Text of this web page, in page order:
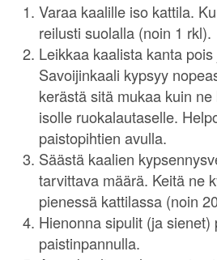
Varaa kaalille iso kattila.
reilusti suolalla (noin 1 rkl).
Leikkaa kaalista kanta
Savoijinkaali kypsyy
kerästä sitä mukaa kuin
isolle ruokalautaselle.
paistopihtien avulla.
Säästä kaalien
tarvittava määrä. Keitä ne
pienessä kattilassa (noin
Hienonna sipulit (ja
paistinpannulla.